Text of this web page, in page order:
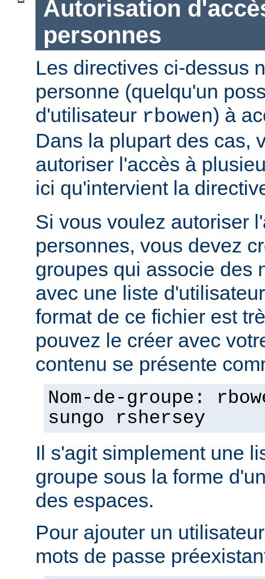
Autorisation
personnes
Les directives ci-dessus
personne (quelqu'un
d'utilisateur rbowen) à
Dans la plupart des cas,
autoriser l'accès à
ici qu'intervient la
Si vous voulez autoriser
personnes, vous devez
groupes qui associe des
avec une liste
format de ce fichier est
pouvez le créer avec
contenu se présente
Nom-de-groupe:
sungo rshersey
Il s'agit simplement une
groupe sous la forme
des espaces.
Pour ajouter un
mots de passe